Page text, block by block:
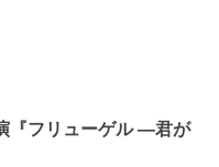
『フリューゲル ―君が